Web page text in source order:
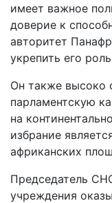
имеет важное
доверие к
авторитет
укрепить его
Он также высоко
парламентскую
на
избрание
африканских
Председатель
учреждения